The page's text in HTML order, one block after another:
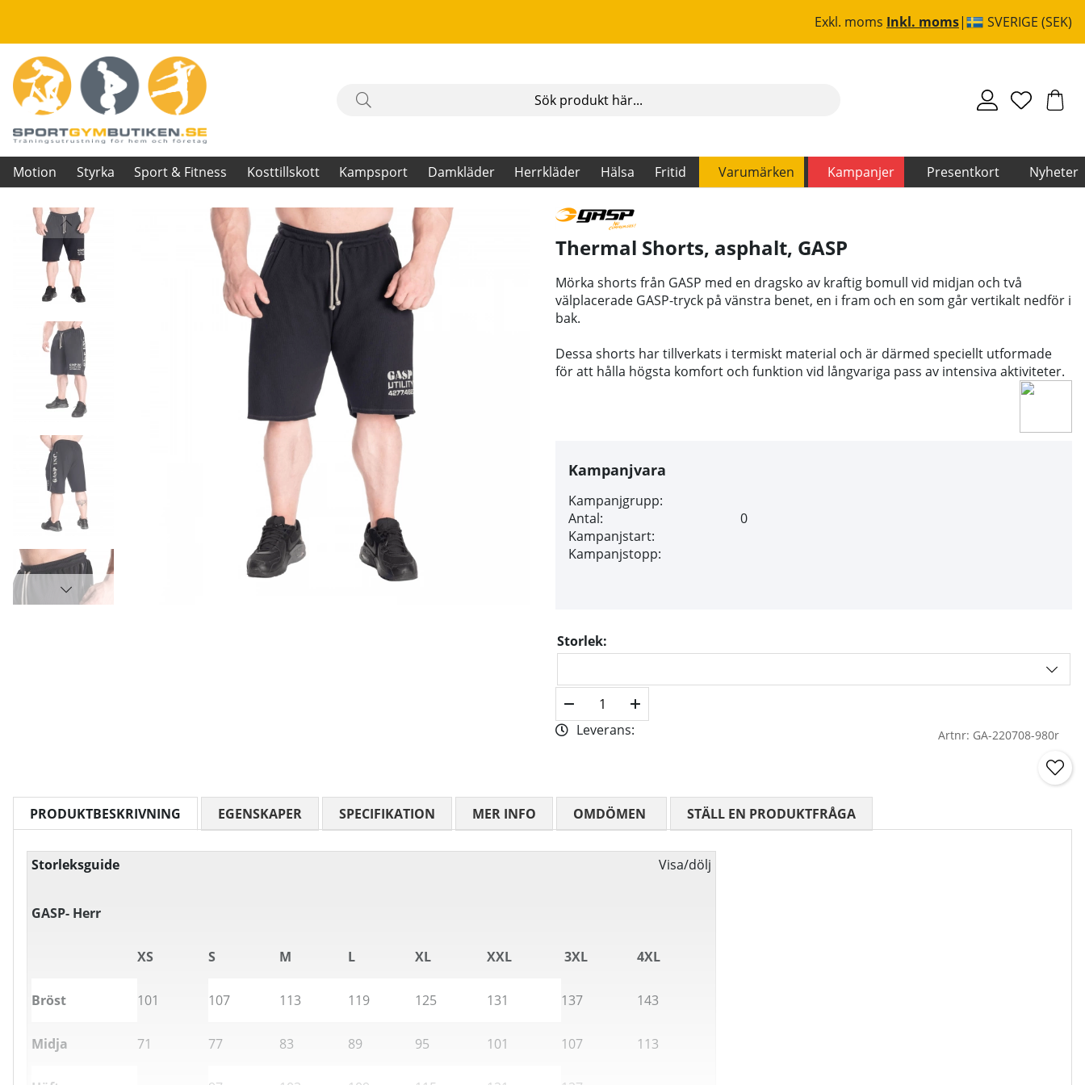
Exkl. moms Inkl. moms SVERIGE (SEK)
Motion Styrka Sport & Fitness Kosttillskott Kampsport Damkläder Herrkläder Hälsa Fritid Varumärken Kampanjer Presentkort Nyheter
Produktbilder Thermal Shorts, asphalt
Thermal Shorts, asphalt, GASP
Mörka shorts från GASP med en dragsko av kraftig bomull vid midjan och två
välplacerade GASP-tryck på vänstra benet, en i fram och en som går vertikalt nedför i
bak.
Dessa shorts har tillverkats i termiskt material och är därmed speciellt utformade
för att hålla högsta komfort och funktion vid långvariga pass av intensiva aktiviteter.
Kampanjvara
Kampanjgrupp:
Antal:
0
Kampanjstart:
Kampanjstopp:
Storlek:
Leverans: Artnr: GA-220708-980r
PRODUKTBESKRIVNING
Storleksguide Visa/dölj
GASP- Herr
XS S M L XL XXL 3XL 4XL
Bröst 101 107 113 119 125 131 137 143
Midja 71 77 83 89 95 101 107 113
EGENSKAPER SPECIFIKATION MER INFO OMDÖMEN MEDELBETYG 0 AV 5 ANTAL BETYG 0
STÄLL EN PRODUKTFRÅGA